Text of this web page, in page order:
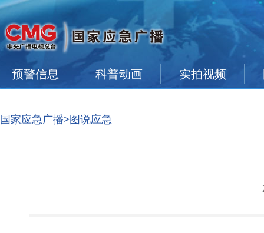
预警信息 科普动画 实拍视频
国家应急广播>图说应急